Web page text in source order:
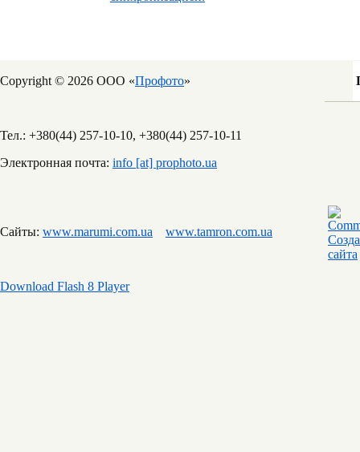
Copyright © 2026 ООО «Профото»
Тел.: +380(44) 257-10-10, +380(44) 257-10-11
Электронная почта: info [at] prophoto.ua
Сайты: www.marumi.com.ua www.tamron.com.ua
Download Flash 8 Player